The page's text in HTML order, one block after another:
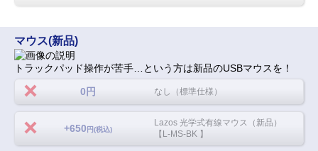
マウス(新品)
トラックパッド操作が苦手…という方は新品のUSBマウスを！
0円 なし（標準仕様）
+650 円(税込)
Lazos 光学式有線マウス（新品）
【L-MS-BK 】